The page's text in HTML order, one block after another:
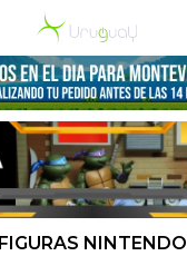
FIGURAS NINTENDO